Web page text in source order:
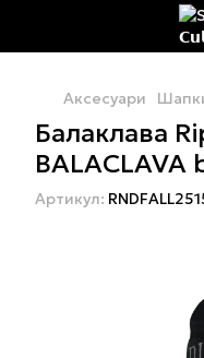
Аксесуари
Балаклава
BALACLAVA
Артикул: